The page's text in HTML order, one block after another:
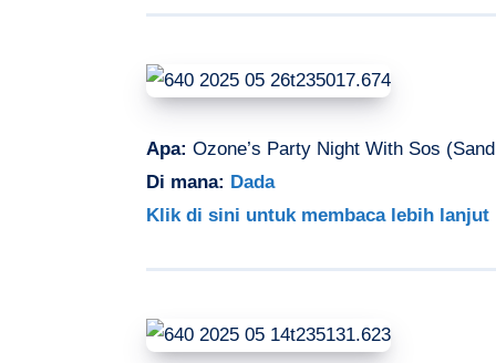
Apa: Ozone’s Party Night With Sos
Di mana: Dada
Klik di sini untuk membaca lebih lanjut